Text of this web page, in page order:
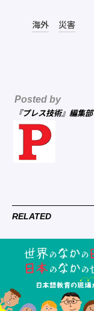
海外 災害
Posted by
『プレス技術』編集部
RELATED